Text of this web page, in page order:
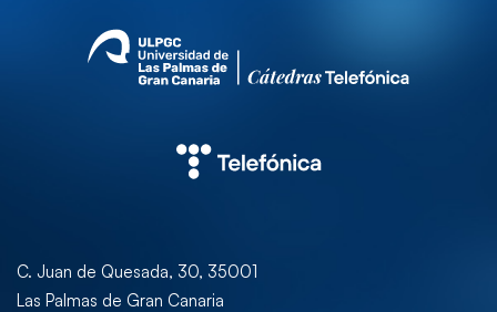
C. Juan de Quesada, 30, 35001
Las Palmas de Gran Canaria